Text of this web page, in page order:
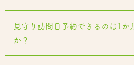
見守り訪問日予約できるのは1か
か？